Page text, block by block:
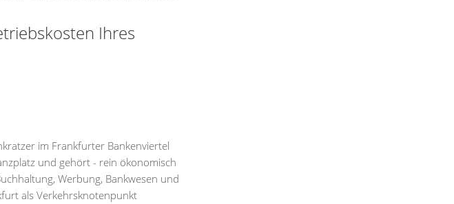
Ihres
im Frankfurter Bankenviertel
und gehört - rein ökonomisch
Werbung, Bankwesen und
als Verkehrsknotenpunkt